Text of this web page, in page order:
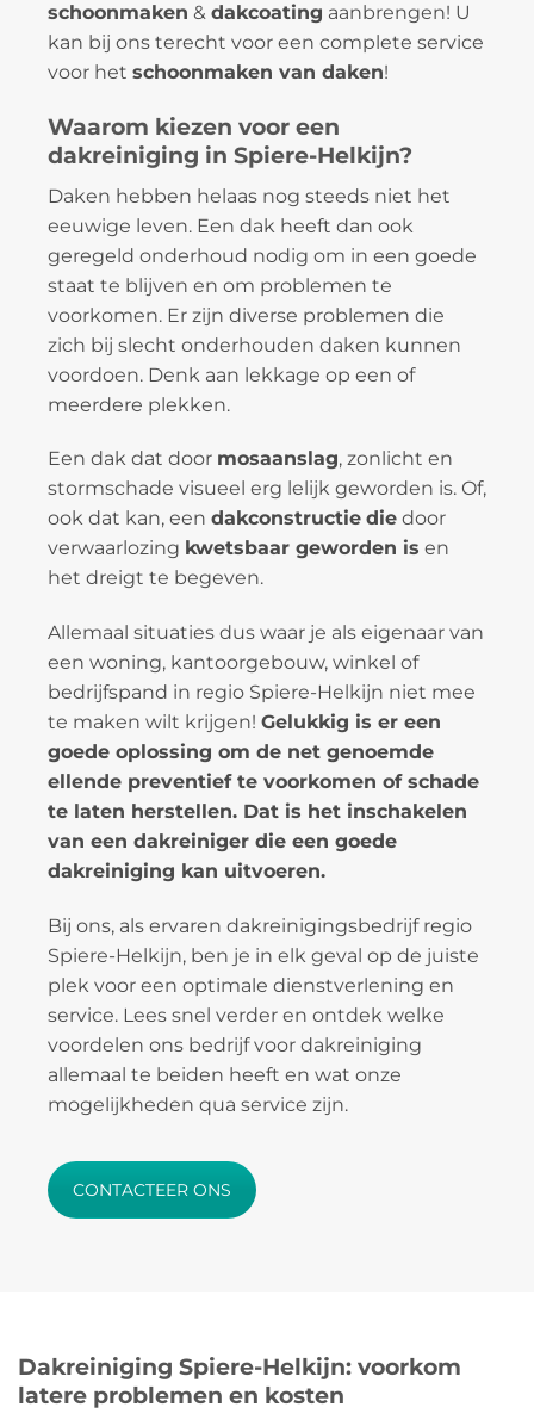
schoonmaken & dakcoating aanbrengen! U
kan bij ons terecht voor een complete service
voor het schoonmaken van daken!
Waarom kiezen voor een
dakreiniging in Spiere-Helkijn?
Daken hebben helaas nog steeds niet het
eeuwige leven. Een dak heeft dan ook
geregeld onderhoud nodig om in een goede
staat te blijven en om problemen te
voorkomen. Er zijn diverse problemen die
zich bij slecht onderhouden daken kunnen
voordoen. Denk aan lekkage op een of
meerdere plekken.
Een dak dat door mosaanslag, zonlicht en
stormschade visueel erg lelijk geworden is. Of,
ook dat kan, een dakconstructie die door
verwaarlozing kwetsbaar geworden is en
het dreigt te begeven.
Allemaal situaties dus waar je als eigenaar van
een woning, kantoorgebouw, winkel of
bedrijfspand in regio Spiere-Helkijn niet mee
te maken wilt krijgen! Gelukkig is er een
goede oplossing om de net genoemde
ellende preventief te voorkomen of schade
te laten herstellen. Dat is het inschakelen
van een dakreiniger die een goede
dakreiniging kan uitvoeren.
Bij ons, als ervaren dakreinigingsbedrijf regio
Spiere-Helkijn, ben je in elk geval op de juiste
plek voor een optimale dienstverlening en
service. Lees snel verder en ontdek welke
voordelen ons bedrijf voor dakreiniging
allemaal te beiden heeft en wat onze
mogelijkheden qua service zijn.
CONTACTEER ONS
Dakreiniging Spiere-Helkijn: voorkom
latere problemen en kosten